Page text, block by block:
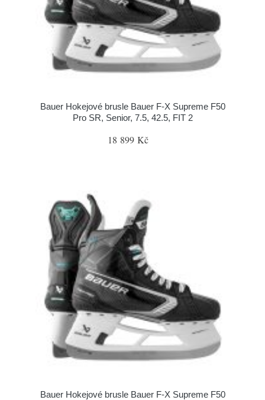
Bauer Hokejové brusle Bauer F-X Supreme F50
Pro SR, Senior, 7.5, 42.5, FIT 2
18 899 Kč
Bauer Hokejové brusle Bauer F-X Supreme F50